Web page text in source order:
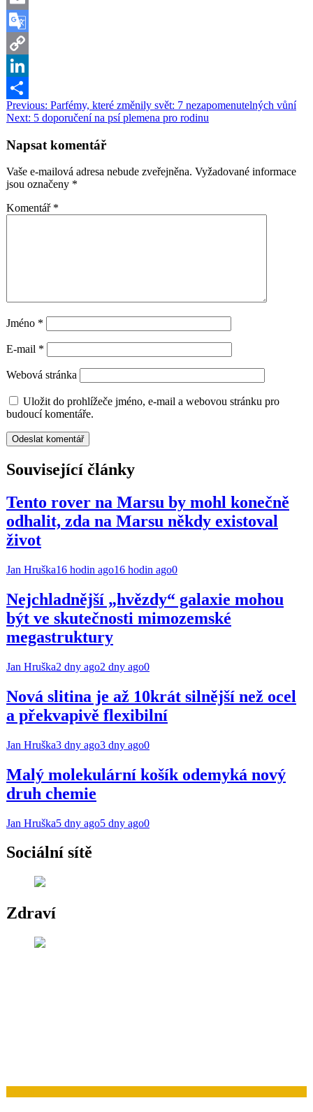
Email
Google
Translate
Copy
Link
LinkedIn
Share
Navigace
pro
příspěvek
Previous: Parfémy, které změnily svět: 7 nezapomenutelných vůní
Next: 5 doporučení na psí plemena pro rodinu
Napsat komentář
Vaše e-mailová adresa nebude zveřejněna. Vyžadované informace
jsou označeny *
Komentář *
Jméno *
E-mail *
Webová stránka
Uložit do prohlížeče jméno, e-mail a webovou stránku pro
budoucí komentáře.
Související články
Tento rover na Marsu by mohl konečně
odhalit, zda na Marsu někdy existoval
život
Jan Hruška16 hodin ago16 hodin ago0
Nejchladnější „hvězdy“ galaxie mohou
být ve skutečnosti mimozemské
megastruktury
Jan Hruška2 dny ago2 dny ago0
Nová slitina je až 10krát silnější než ocel
a překvapivě flexibilní
Jan Hruška3 dny ago3 dny ago0
Malý molekulární košík odemyká nový
druh chemie
Jan Hruška5 dny ago5 dny ago0
Sociální sítě
Zdraví